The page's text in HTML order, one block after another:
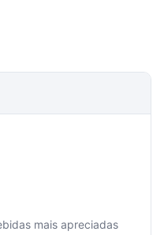
mais apreciadas